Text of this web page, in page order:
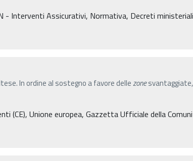
- Interventi Assicurativi, Normativa, Decreti
In ordine al sostegno a favore dellezonesvantaggiate,
(CE), Unione europea, Gazzetta Ufficiale della